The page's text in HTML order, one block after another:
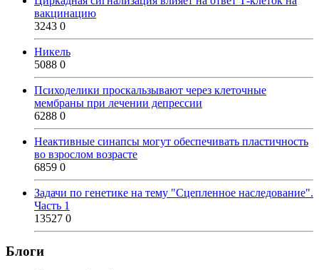
вакцинацию
3243 0
Никель
5088 0
Психоделики проскальзывают через клеточные
мембраны при лечении депрессии
6288 0
Неактивные синапсы могут обеспечивать пластичность
во взрослом возрасте
6859 0
Задачи по генетике на тему "Сцепленное наследование".
Часть 1
13527 0
Блоги